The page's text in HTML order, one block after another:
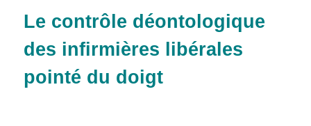
Le contrôle déontologique
des infirmières libérales
pointé du doigt